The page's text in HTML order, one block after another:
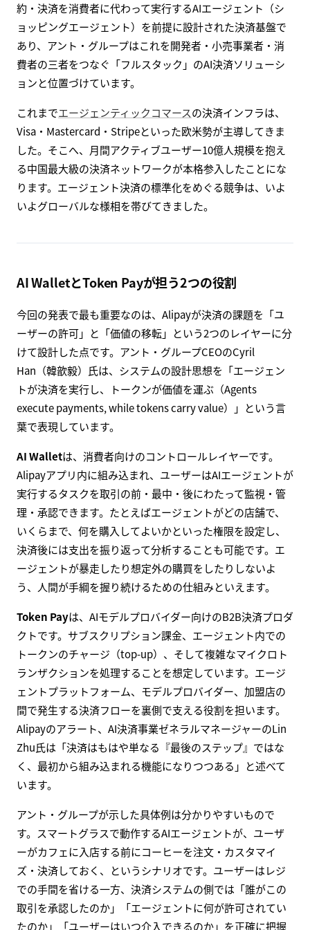
約・決済を消費者に代わって実行するAIエージェント（シ
ョッピングエージェント）を前提に設計された決済基盤で
あり、アント・グループはこれを開発者・小売事業者・消
費者の三者をつなぐ「フルスタック」のAI決済ソリューシ
ョンと位置づけています。
これまでエージェンティックコマースの決済インフラは、
Visa・Mastercard・Stripeといった欧米勢が主導してきま
した。そこへ、月間アクティブユーザー10億人規模を抱え
る中国最大級の決済ネットワークが本格参入したことにな
ります。エージェント決済の標準化をめぐる競争は、いよ
いよグローバルな様相を帯びてきました。
AI WalletとToken Payが担う2つの役割
今回の発表で最も重要なのは、Alipayが決済の課題を「ユ
ーザーの許可」と「価値の移転」という2つのレイヤーに分
けて設計した点です。アント・グループCEOのCyril
Han（韓歆毅）氏は、システムの設計思想を「エージェン
トが決済を実行し、トークンが価値を運ぶ（Agents
execute payments, while tokens carry value）」という言
葉で表現しています。
AI Walletは、消費者向けのコントロールレイヤーです。
Alipayアプリ内に組み込まれ、ユーザーはAIエージェントが
実行するタスクを取引の前・最中・後にわたって監視・管
理・承認できます。たとえばエージェントがどの店舗で、
いくらまで、何を購入してよいかといった権限を設定し、
決済後には支出を振り返って分析することも可能です。エ
ージェントが暴走したり想定外の購買をしたりしないよ
う、人間が手綱を握り続けるための仕組みといえます。
Token Payは、AIモデルプロバイダー向けのB2B決済プロダ
クトです。サブスクリプション課金、エージェント内での
トークンのチャージ（top-up）、そして複雑なマイクロト
ランザクションを処理することを想定しています。エージ
ェントプラットフォーム、モデルプロバイダー、加盟店の
間で発生する決済フローを裏側で支える役割を担います。
Alipayのアラート、AI決済事業ゼネラルマネージャーのLin
Zhu氏は「決済はもはや単なる『最後のステップ』ではな
く、最初から組み込まれる機能になりつつある」と述べて
います。
アント・グループが示した具体例は分かりやすいもので
す。スマートグラスで動作するAIエージェントが、ユーザ
ーがカフェに入店する前にコーヒーを注文・カスタマイ
ズ・決済しておく、というシナリオです。ユーザーはレジ
での手間を省ける一方、決済システムの側では「誰がこの
取引を承認したのか」「エージェントに何が許可されてい
たのか」「ユーザーはいつ介入できるのか」を正確に把握